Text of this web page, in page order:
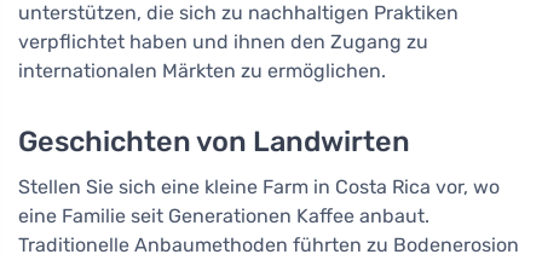
unterstützen, die sich zu nachhaltigen Praktiken
verpflichtet haben und ihnen den Zugang zu
internationalen Märkten zu ermöglichen.
Geschichten von Landwirten
Stellen Sie sich eine kleine Farm in Costa Rica vor, wo
eine Familie seit Generationen Kaffee anbaut.
Traditionelle Anbaumethoden führten zu Bodenerosion